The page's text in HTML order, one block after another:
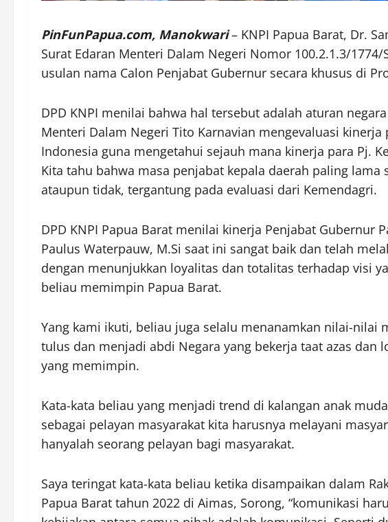
PinFunPapua.com, Manokwari– KNPI Papua Barat, Dr.
Surat Edaran Menteri Dalam Negeri Nomor 100.2.1.3/1774/
usulan nama Calon Penjabat Gubernur secara khusus di
DPD KNPI menilai bahwa hal tersebut adalah aturan
Menteri Dalam Negeri Tito Karnavian mengevaluasi kinerja
Indonesia guna mengetahui sejauh mana kinerja para Pj.
Kita tahu bahwa masa penjabat kepala daerah paling
ataupun tidak, tergantung pada evaluasi dari Kemendagri.
DPD KNPI Papua Barat menilai kinerja Penjabat Gubernur
Paulus Waterpauw, M.Si saat ini sangat baik dan telah
dengan menunjukkan loyalitas dan totalitas terhadap visi
beliau memimpin Papua Barat.
Yang kami ikuti, beliau juga selalu menanamkan nilai-nilai
tulus dan menjadi abdi Negara yang bekerja taat azas dan
yang memimpin.
Kata-kata beliau yang menjadi trend di kalangan anak
sebagai pelayan masyarakat kita harusnya melayani
hanyalah seorang pelayan bagi masyarakat.
Saya teringat kata-kata beliau ketika disampaikan dalam
Papua Barat tahun 2022 di Aimas, Sorong, “komunikasi